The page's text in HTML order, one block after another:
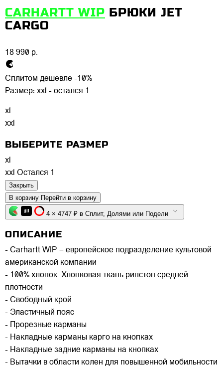
CARHARTT WIP БРЮКИ JET
CARGO
18 990 р.
Сплитом дешевле -10%
Размер: xxl - остался 1
xl
xxl
ВЫБЕРИТЕ РАЗМЕР
xl
xxl Остался 1
Закрыть
В корзину Перейти в корзину
4 × 4747 ₽ в Сплит, Долями или Подели
ОПИСАНИЕ
- Carhartt WIP – европейское подразделение культовой
американской компании
- 100% хлопок. Хлопковая ткань рипстоп средней
плотности
- Свободный крой
- Эластичный пояс
- Прорезные карманы
- Накладные карманы карго на кнопках
- Накладные задние карманы на кнопках
- Вытачки в области колен для повышенной мобильности